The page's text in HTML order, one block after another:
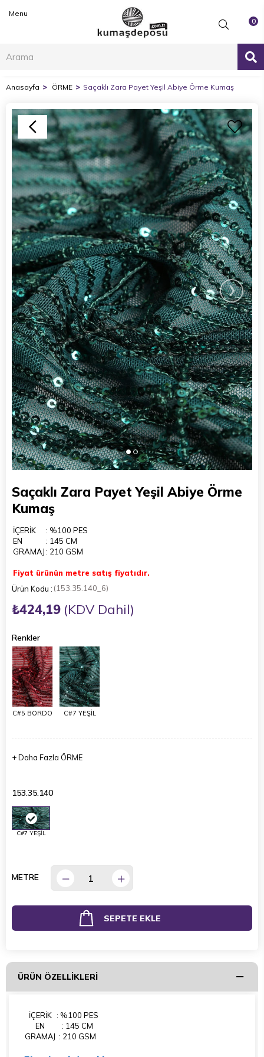
0
Menu
Anasayfa ÖRME Saçaklı Zara Payet Yeşil Abiye Örme Kumaş
›
Saçaklı Zara Payet Yeşil Abiye Örme
Kumaş
İÇERİK
: %100 PES
EN
: 145 CM
GRAMAJ: 210 GSM
Fiyat ürünün metre satış fiyatıdır.
(153.35.140_6)
₺424,19 (KDV Dahil)
Renkler
C#5 BORDO C#7 YEŞİL
+Daha Fazla ÖRME
153.35.140
C#7 YEŞİL
METRE
ÜRÜN ÖZELLIKLERI
İÇERİK : %100 PES
EN
: 145 CM
GRAMAJ : 210 GSM